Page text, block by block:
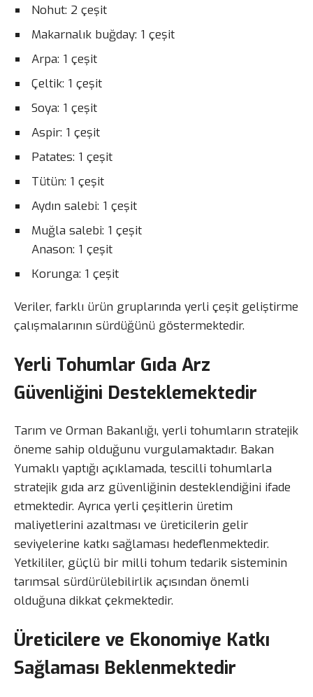
Nohut: 2 çeşit
Makarnalık buğday: 1 çeşit
Arpa: 1 çeşit
Çeltik: 1 çeşit
Soya: 1 çeşit
Aspir: 1 çeşit
Patates: 1 çeşit
Tütün: 1 çeşit
Aydın salebi: 1 çeşit
Muğla salebi: 1 çeşit
Anason: 1 çeşit
Korunga: 1 çeşit
Veriler, farklı ürün gruplarında yerli çeşit geliştirme
çalışmalarının sürdüğünü göstermektedir.
Yerli Tohumlar Gıda Arz
Güvenliğini Desteklemektedir
Tarım ve Orman Bakanlığı, yerli tohumların stratejik
öneme sahip olduğunu vurgulamaktadır. Bakan
Yumaklı yaptığı açıklamada, tescilli tohumlarla
stratejik gıda arz güvenliğinin desteklendiğini ifade
etmektedir. Ayrıca yerli çeşitlerin üretim
maliyetlerini azaltması ve üreticilerin gelir
seviyelerine katkı sağlaması hedeflenmektedir.
Yetkililer, güçlü bir milli tohum tedarik sisteminin
tarımsal sürdürülebilirlik açısından önemli
olduğuna dikkat çekmektedir.
Üreticilere ve Ekonomiye Katkı
Sağlaması Beklenmektedir